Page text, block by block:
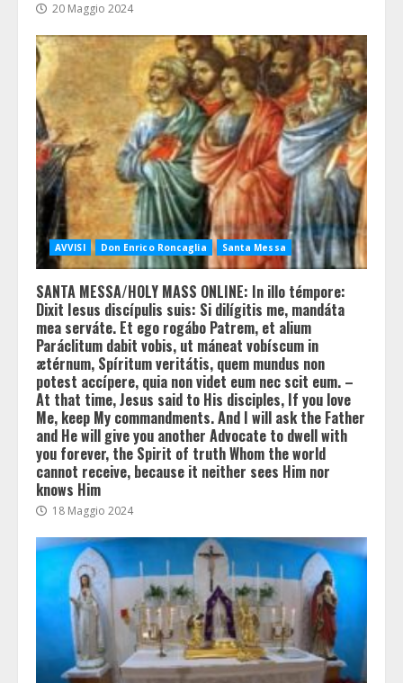
20 Maggio 2024
AVVISI Don Enrico Roncaglia Santa Messa
SANTA MESSA/HOLY MASS ONLINE: In illo témpore:
Dixit Iesus discípulis suis: Si dilígitis me, mandáta
mea serváte. Et ego rogábo Patrem, et alium
Paráclitum dabit vobis, ut máneat vobíscum in
ætérnum, Spíritum veritátis, quem mundus non
potest accípere, quia non videt eum nec scit eum. –
At that time, Jesus said to His disciples, If you love
Me, keep My commandments. And I will ask the Father
and He will give you another Advocate to dwell with
you forever, the Spirit of truth Whom the world
cannot receive, because it neither sees Him nor
knows Him
18 Maggio 2024